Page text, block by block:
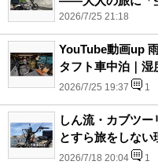
2026/7/25 21:18
YouTube動画up
タフト車中泊｜湿
2026/7/25 19:37 1
しん流・カブツ
とすら旅をしない
2026/7/18 20:04 1